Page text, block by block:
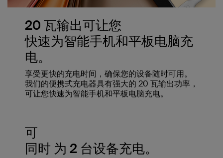
20 瓦输出可让您
快速为智能手机和平板电脑充
电。
享受更快的充电时间，确保您的设备随时可用。
我们的便携式充电器具有强大的 20 瓦输出功率，
可让您快速为智能手机和平板电脑充电。
可
同时 为 2 台设备充电。